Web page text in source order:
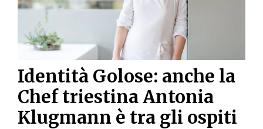
Identità Golose: anche la
Chef triestina Antonia
Klugmann è tra gli ospiti